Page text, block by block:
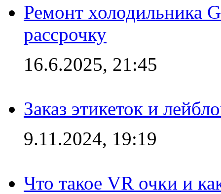
Ремонт холодильника
рассрочку
16.6.2025, 21:45
Заказ этикеток и
9.11.2024, 19:19
Что такое VR очки и